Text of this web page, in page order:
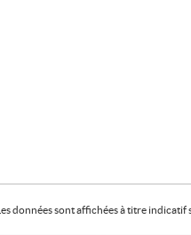
Les données sont affichées à titre